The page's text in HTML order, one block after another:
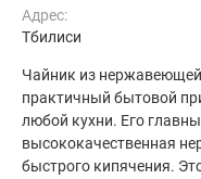
Адрес:
Тбилиси
Чайник из
практичный бытовой
любой кухни. Его
высококачественная
быстрого кипячения.